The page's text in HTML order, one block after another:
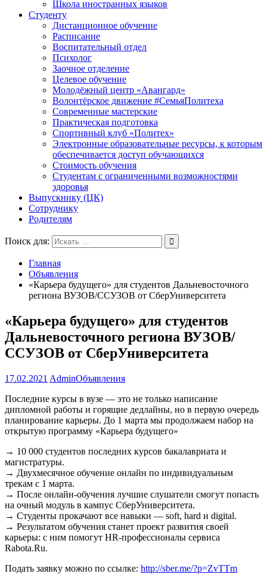
Школа иностранных языков
Студенту
Дистанционное обучение
Расписание
Воспитательный отдел
Психолог
Заочное отделение
Целевое обучение
Молодёжный центр «Авангард»
Волонтёрское движение #СемьяПолитеха
Современные мастерские
Практическая подготовка
Спортивный клуб «Политех»
Электронные образовательные ресурсы, к которым
обеспечивается доступ обучающихся
Стоимость обучения
Студентам с ограниченными возможностями
здоровья
Выпускнику (ЦК)
Сотруднику
Родителям
Поиск для:
Главная
Объявления
«Карьера будущего» для студентов Дальневосточного
региона ВУЗОВ/ССУЗОВ от СберУниверситета
«Карьера будущего» для студентов
Дальневосточного региона ВУЗОВ/
ССУЗОВ от СберУниверситета
17.02.2021 AdminОбъявления
Последние курсы в вузе — это не только написание
дипломной работы и горящие дедлайны, но в первую очередь
планирование карьеры. До 1 марта мы продолжаем набор на
открытую программу «Карьера будущего»
→ 10 000 студентов последних курсов бакалавриата и
магистратуры.
→ Двухмесячное обучение онлайн по индивидуальным
трекам с 1 марта.
→ После онлайн-обучения лучшие слушатели смогут попасть
на очный модуль в кампус СберУниверситета.
→ Студенты прокачают все навыки — soft, hard и digital.
→ Результатом обучения станет проект развития своей
карьеры: с ним помогут HR-профессионалы сервиса
Rabota.Ru.
Подать заявку можно по ссылке: http://sber.me/?p=ZvTTm